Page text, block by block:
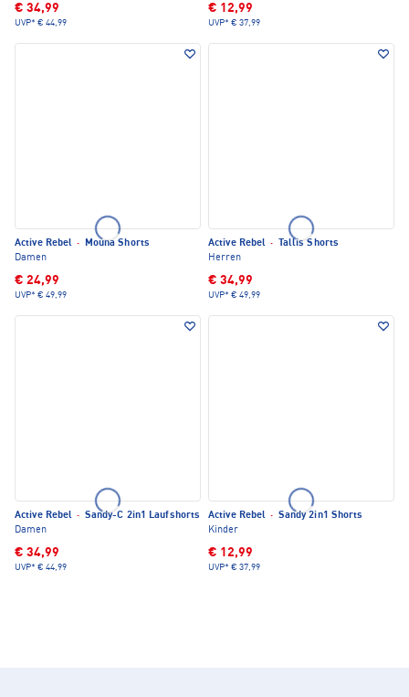
€ 34,99
UVP* € 44,99
€ 12,99
UVP* € 37,99
Active Rebel ·
Mouna Shorts
Damen
€ 24,99
UVP* € 49,99
Active Rebel ·
Tallis Shorts
Herren
€ 34,99
UVP* € 49,99
Active Rebel · Sandy-C 2in1 Laufshorts
Damen
€ 34,99
UVP* € 44,99
Active Rebel · Sandy 2in1 Shorts
Kinder
€ 12,99
UVP* € 37,99